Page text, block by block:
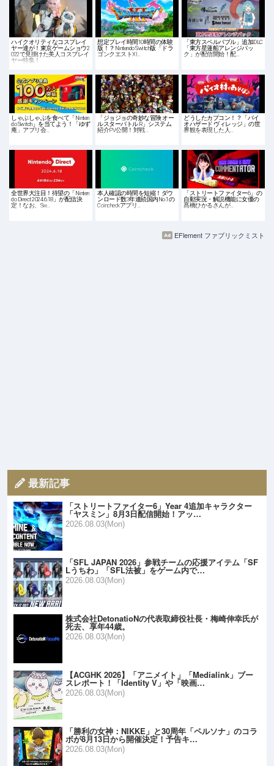
ハイクオリティなコスプレイ
ヤー達が！東京ゲームショウ2
022で見掛けた美人コスプレイ
ヤー特集！
想定プレイ時間10時間の体験
版！？Nintendo Switch版「ドラ
ゴンクエストXI…
「東方スペルバブル」追加DLC
「東方星蓮船アレンジパッ
ク」が配信開始！配…
しゃぶしゃぶを食べて「Ninten
do Switch」を当てよう！「ゆず
庵」アプリ会…
「ジョジョの奇妙な冒険 オー
ルスターバトル R」システム
紹介PV公開！対戦…
どうしたカプコン！？「バイ
オハザード ヴィレッジ」の世
界観を表現した人…
全世界大注目！待望の「Ninten
do Direct 2024.6.18」が配信決
定！なお、Sw…
本人確認の時間を短縮！ダウ
ンロード数3年連続国内No.1の
Coincheckアプリ…
「ストリートファイター6」の
自動実況・解説機能に女優の
髙橋ひかるさんが…
EFlement ファブリックミスト
最新記事
「ストリートファイター6」Year 4追加キャラクター
「ヤスミン」8月3日配信開始！アッ…
2026.08.03(Mon)
「SFL JAPAN 2026」参戦チームの応援アイテム「SF
Lうちわ」「SFL法被」をゲーム内で…
2026.08.03(Mon)
株式会社DetonatioNの代表取締役社長・梅崎伸幸氏が
死去、享年44歳。
2026.08.03(Mon)
【ACGHK 2026】「アニメイト」「Medialink」ブー
スレポート！「Identity V」や「映画…
2026.08.03(Mon)
「勝利の女神：NIKKE」と30周年「ペルソナ」のコラ
ボが8月13日から開催決定！予告キ…
2026.08.03(Mon)